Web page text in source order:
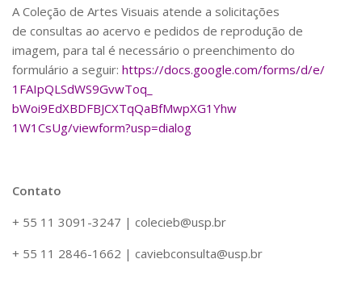
Exposições
Manuel Correia de Andrade – o divulgador
científico
Movimentos Estudantis
Biblioteca
Red BAALC
A Coleção de Artes Visuais atende a solicitações
de consultas ao acervo e pedidos de reprodução de
imagem, para tal é necessário o preenchimento do
formulário a seguir: https://docs.google.com/forms/d/e/
1FAIpQLSdWS9GvwToq_
bWoi9EdXBDFBJCXTqQaBfMwpXG1Yhw
1W1CsUg/viewform?usp=dialog
Contato
+ 55 11 3091-3247 | colecieb@usp.br
+ 55 11 2846-1662 | caviebconsulta@usp.br